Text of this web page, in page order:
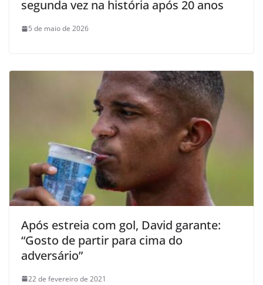
segunda vez na história após 20 anos
5 de maio de 2026
Após estreia com gol, David garante:
“Gosto de partir para cima do
adversário”
22 de fevereiro de 2021